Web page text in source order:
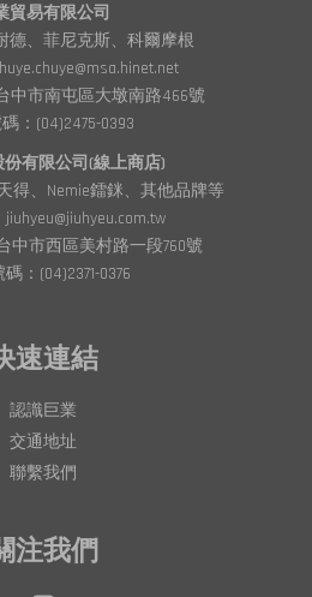
貿易有限公司
德、菲尼克斯、科爾摩根
中市南屯區大墩南路466號
：(04)2475-0393
份有限公司(線上商店)
得、Nemie鐳銤、其他品牌等
中市西區美村路一段760號
：(04)2371-0376
速連結
認識巨業
交通地址
聯繫我們
注我們